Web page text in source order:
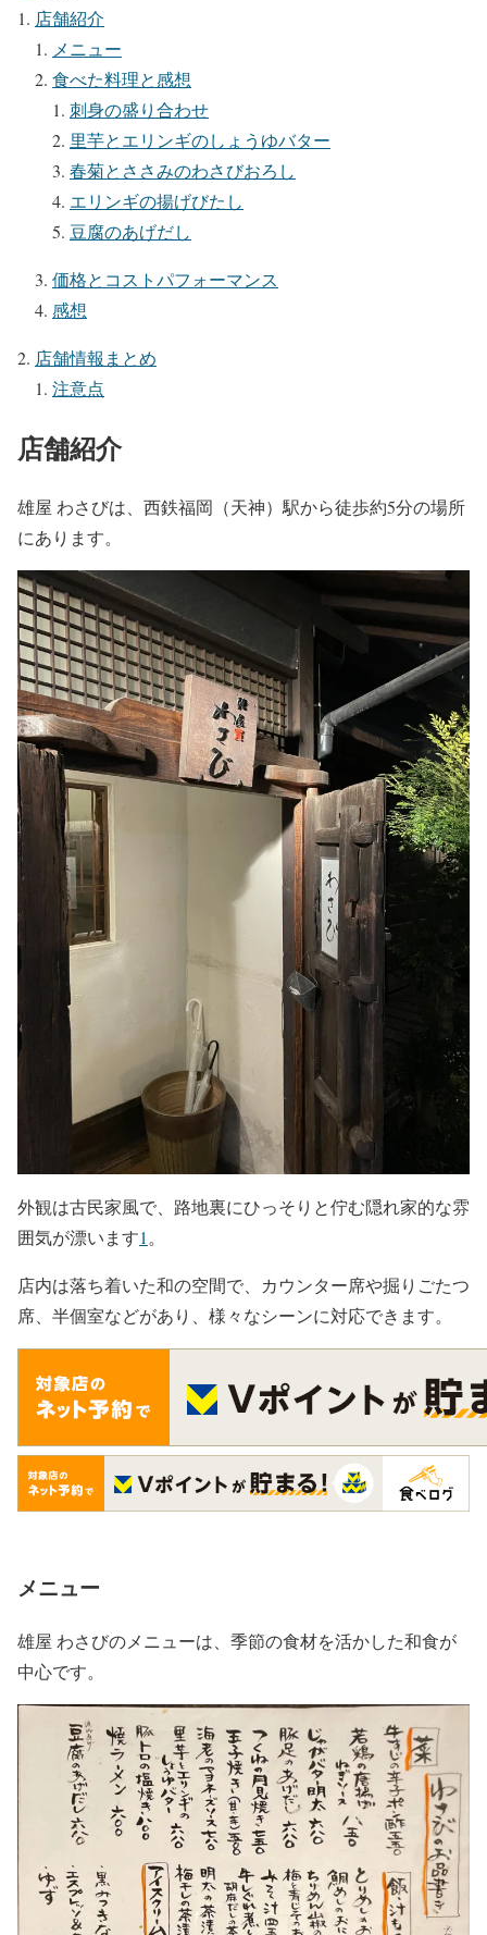
店舗紹介
メニュー
食べた料理と感想
刺身の盛り合わせ
里芋とエリンギのしょうゆバター
春菊とささみのわさびおろし
エリンギの揚げびたし
豆腐のあげだし
価格とコストパフォーマンス
感想
店舗情報まとめ
注意点
店舗紹介
雄屋 わさびは、西鉄福岡（天神）駅から徒歩約5分の場所
にあります。
外観は古民家風で、路地裏にひっそりと佇む隠れ家的な雰
囲気が漂います1 。
店内は落ち着いた和の空間で、カウンター席や掘りごたつ
席、半個室などがあり、様々なシーンに対応できます。
メニュー
雄屋 わさびのメニューは、季節の食材を活かした和食が
中心です。